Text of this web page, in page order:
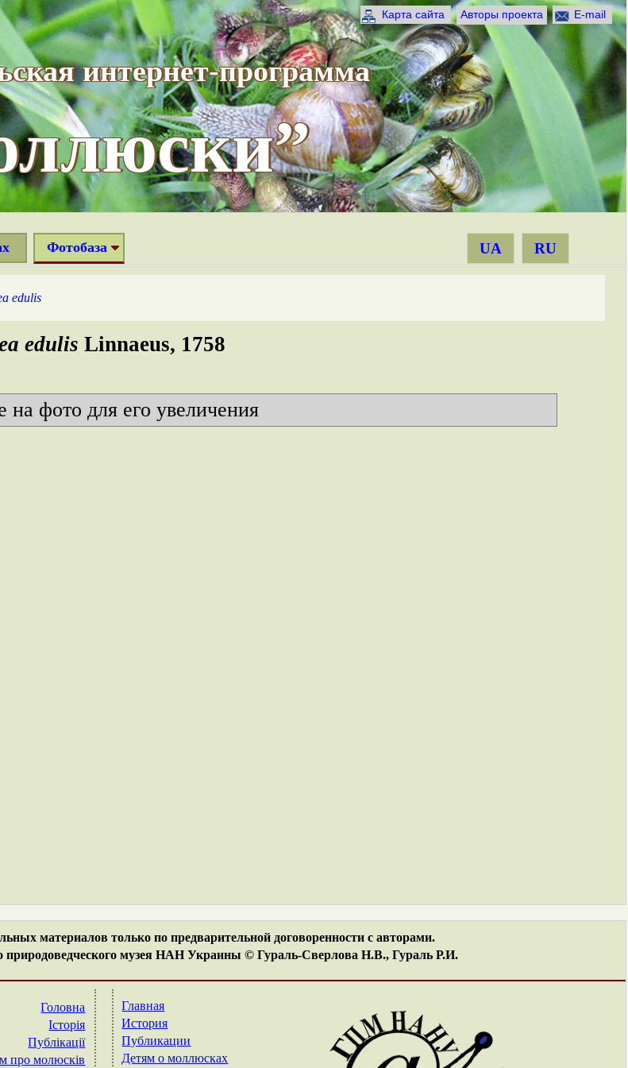
Карта сайта Авторы проекта E-mail
интернет-программа
Фотобаза UA RU
edulis
edulis Linnaeus, 1758
фото для его увеличения
материалов только по предварительной договоренности с авторами.
природоведческого музея НАН Украины © Гураль-Сверлова Н.В., Гураль Р.И.
Головна
Історія
Публікації
про молюсків
Главная
История
Публикации
Детям о моллюсках